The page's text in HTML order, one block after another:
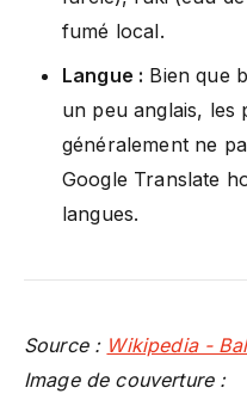
fumé local.
Langue : Bien que
un peu anglais, les
généralement ne
Google Translate
langues.
Source : Wikipedia -
Image de couverture :